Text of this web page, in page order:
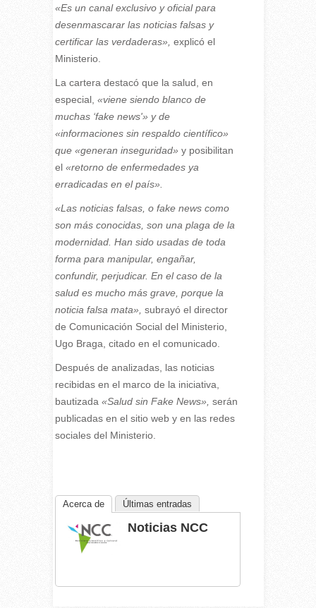
«Es un canal exclusivo y oficial para
desenmascarar las noticias falsas y
certificar las verdaderas», explicó el
Ministerio.
La cartera destacó que la salud, en
especial, «viene siendo blanco de
muchas ‘fake news'» y de
«informaciones sin respaldo científico»
que «generan inseguridad» y posibilitan
el «retorno de enfermedades ya
erradicadas en el país».
«Las noticias falsas, o fake news como
son más conocidas, son una plaga de la
modernidad. Han sido usadas de toda
forma para manipular, engañar,
confundir, perjudicar. En el caso de la
salud es mucho más grave, porque la
noticia falsa mata», subrayó el director
de Comunicación Social del Ministerio,
Ugo Braga, citado en el comunicado.
Después de analizadas, las noticias
recibidas en el marco de la iniciativa,
bautizada «Salud sin Fake News», serán
publicadas en el sitio web y en las redes
sociales del Ministerio.
Acerca de Últimas entradas
Noticias NCC